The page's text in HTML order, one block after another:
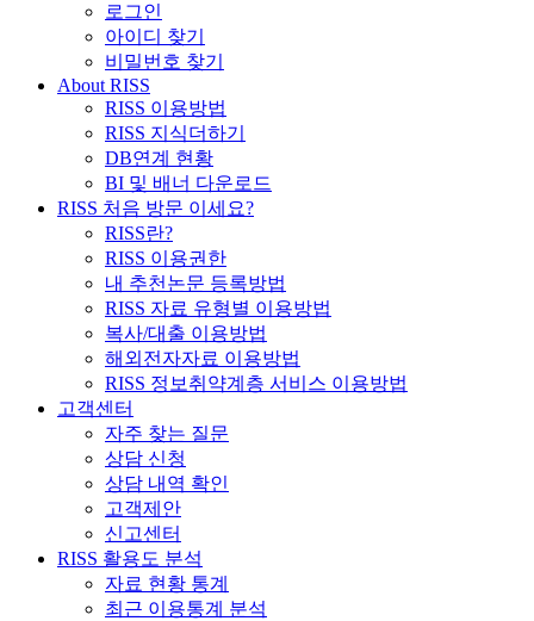
로그인
아이디 찾기
비밀번호 찾기
About RISS
RISS 이용방법
RISS 지식더하기
DB연계 현황
BI 및 배너 다운로드
RISS 처음 방문 이세요?
RISS란?
RISS 이용권한
내 추천논문 등록방법
RISS 자료 유형별 이용방법
복사/대출 이용방법
해외전자자료 이용방법
RISS 정보취약계층 서비스 이용방법
고객센터
자주 찾는 질문
상담 신청
상담 내역 확인
고객제안
신고센터
RISS 활용도 분석
자료 현황 통계
최근 이용통계 분석